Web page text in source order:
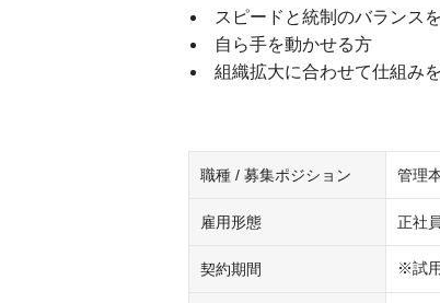
スピードと統制のバランス
自ら手を動かせる方
組織拡大に合わせて仕組み
職種 / 募集ポジション 管理
雇用形態 正社員
契約期間 ※試